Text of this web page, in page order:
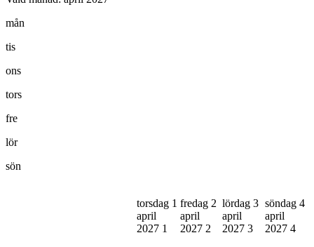
mån
tis
ons
tors
fre
lör
sön
torsdag 1
april
2027 1
fredag 2
april
2027 2
lördag 3
april
2027 3
söndag 4
april
2027 4